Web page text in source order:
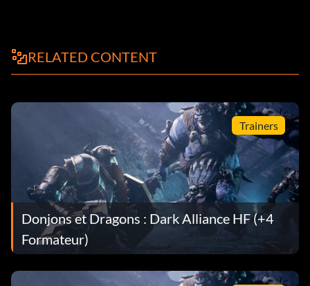
RELATED CONTENT
Trainers
Donjons et Dragons : Dark Alliance HF (+4
Formateur)